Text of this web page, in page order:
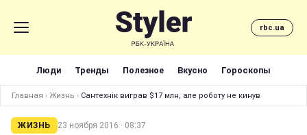
rbc.ua
Люди Тренды Полезное Вкусно Гороскопы
Главная › Жизнь › Сантехнік виграв $17 млн, але роботу не кинув
ЖИЗНЬ 23 ноября 2016 · 08:37